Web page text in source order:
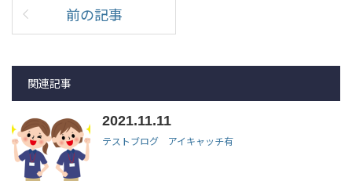
前の記事
関連記事
2021.11.11
テストブログ アイキャッチ有